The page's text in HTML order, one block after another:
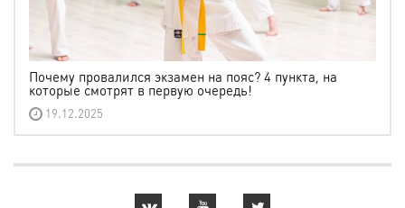
Почему провалился экзамен на пояс? 4 пункта, на
которые смотрят в первую очередь!
19.12.2025